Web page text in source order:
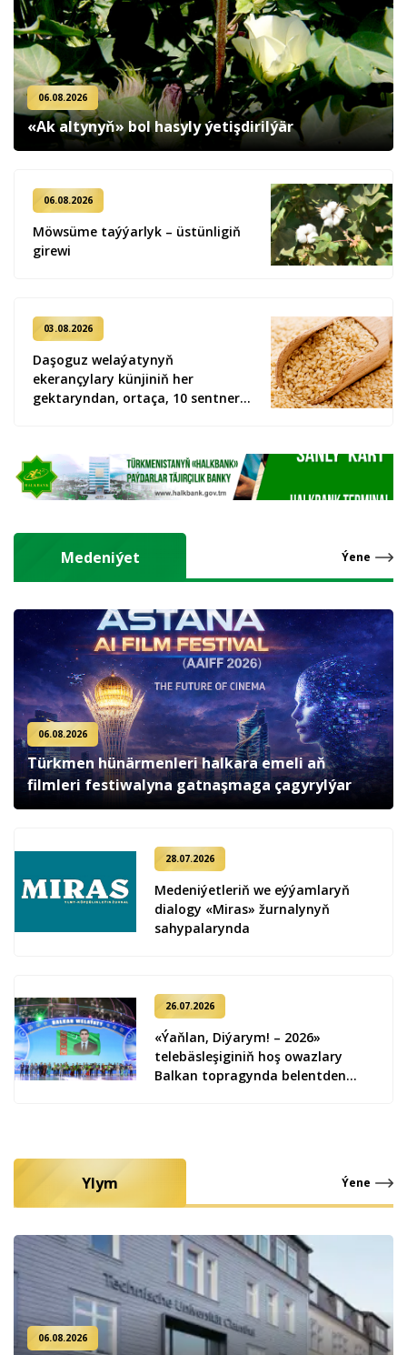
06.08.2026
«Ak altynyň» bol hasyly ýetişdirilýär
06.08.2026
Möwsüme taýýarlyk – üstünligiň
girewi
03.08.2026
Daşoguz welaýatynyň
ekerançylary künjiniň her
gektaryndan, ortaça, 10 sentner
Medeniýet Ýene
06.08.2026
Türkmen hünärmenleri halkara emeli aň
filmleri festiwalyna gatnaşmaga çagyrylýar
28.07.2026
Medeniýetleriň we eýýamlaryň
dialogy «Miras» žurnalynyň
sahypalarynda
26.07.2026
«Ýaňlan, Diýarym! – 2026»
telebäsleşiginiň hoş owazlary
Balkan topragynda belentden
Ylym Ýene
06.08.2026